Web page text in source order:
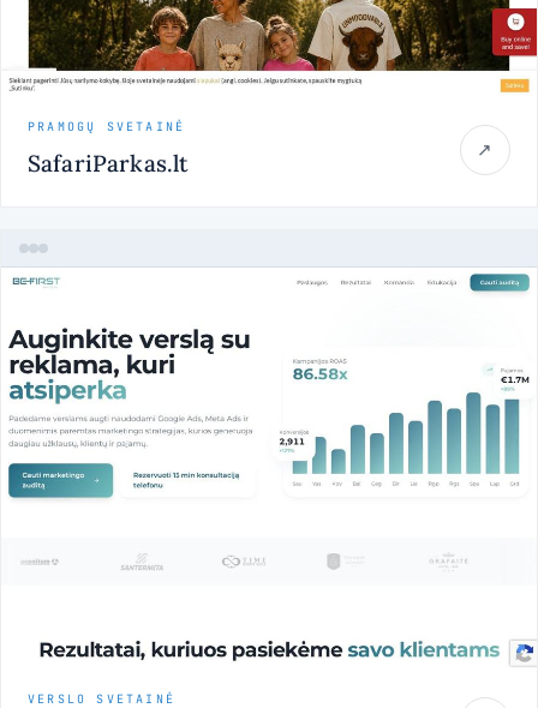
PRAMOGŲ SVETAINĖ
SafariParkas.lt ↗
VERSLO SVETAINĖ